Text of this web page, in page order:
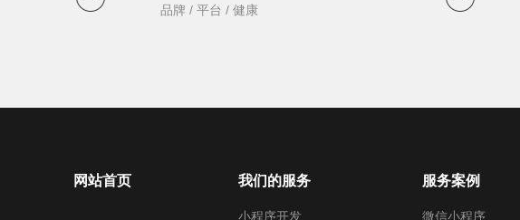
品牌 / 平台 / 健康
网站首页 我们的服务
小程序开发
服务案例
微信小程序